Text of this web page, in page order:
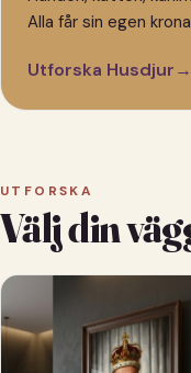
Alla får sin egen
Utforska Husdjur→
UTFORSKA
Välj din